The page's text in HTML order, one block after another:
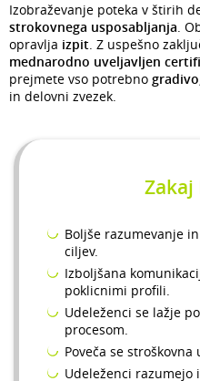
Izobraževanje poteka v štirih
strokovnega usposabljanja.
opravlja izpit. Z uspešno
mednarodno uveljavljen
prejmete vso potrebno gradivo
in delovni zvezek.
Zakaj
Boljše razumevanje
ciljev.
Izboljšana
poklicnimi profili.
Udeleženci se lažje
procesom.
Poveča se stroškovna
Udeleženci